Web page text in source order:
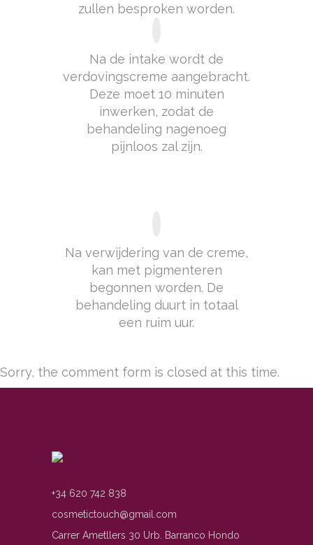
zullen besproken worden.
Na de intake wordt de
verdovingscreme aangebracht.
Deze moet 10 minuten
inwerken, zodat de
behandeling nagenoeg
pijnloos zal zijn.
Na verwijdering van de creme,
kan met pigmenteren
begonnen worden. De
behandeling duurt in totaal
een ruim uur.
Sorry, the comment form is closed at this time.
+34 620 742 838
cosmetictouch@gmail.com
Carrer Ametllers 30 Urb. Barranco Hondo